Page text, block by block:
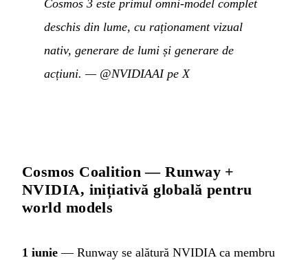
Cosmos 3 este primul omni-model complet
deschis din lume, cu raționament vizual
nativ, generare de lumi și generare de
acțiuni. — @NVIDIAAI pe X
Cosmos Coalition — Runway +
NVIDIA, inițiativă globală pentru
world models
1 iunie — Runway se alătură NVIDIA ca membru